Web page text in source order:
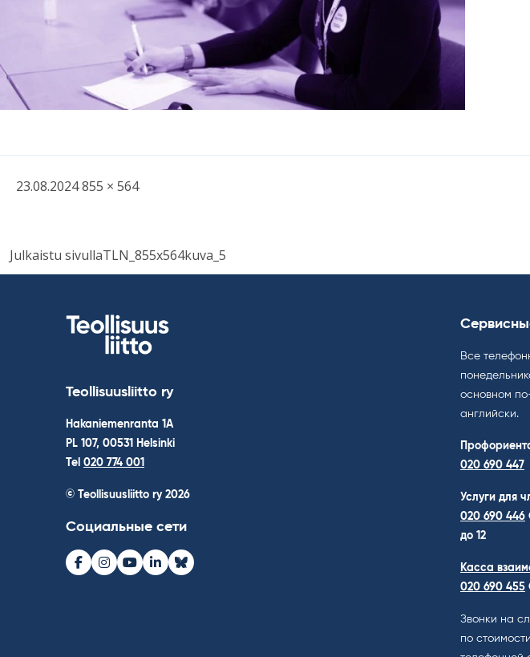
Kirjoitettu
23.08.2024Täysikokoinen
855 × 564
Навигация
записям
Julkaistu sivullaTLN_855x564kuva_5
Teollisuusliitto ry
Hakaniemenranta 1A
PL 107, 00531 Helsinki
Tel 020 774 001
© Teollisuusliitto ry 2026
Социальные сети
Facebook
Instagram
Youtube
LinkedInBluesky
Все
основном
английски.
020 690 447
Услуги для
020 690 446
до 12
Касса
020 690 455
Звонки на
по